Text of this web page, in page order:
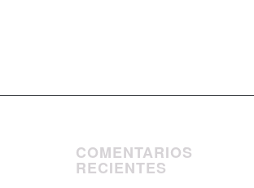
COMENTARIOS
RECIENTES